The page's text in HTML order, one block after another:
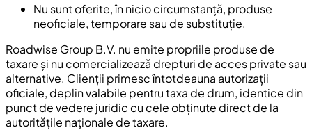
Nu sunt oferite, în nicio circumstanță, produse
neoficiale, temporare sau de substituție.
Roadwise Group B.V. nu emite propriile produse de
taxare și nu comercializează drepturi de acces private sau
alternative. Clienții primesc întotdeauna autorizații
oficiale, deplin valabile pentru taxa de drum, identice din
punct de vedere juridic cu cele obținute direct de la
autoritățile naționale de taxare.